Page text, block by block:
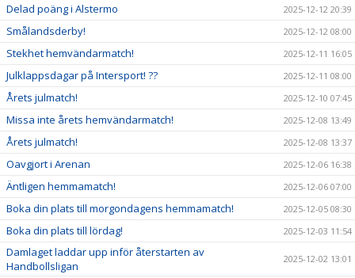
Delad poäng i Alstermo 2025-12-12 20:39
Smålandsderby! 2025-12-12 08:00
Stekhet hemvändarmatch! 2025-12-11 16:05
Julklappsdagar på Intersport! ?? 2025-12-11 08:00
Årets julmatch! 2025-12-10 07:45
Missa inte årets hemvändarmatch! 2025-12-08 13:49
Årets julmatch! 2025-12-08 13:37
Oavgjort i Arenan 2025-12-06 16:38
Äntligen hemmamatch! 2025-12-06 07:00
Boka din plats till morgondagens hemmamatch! 2025-12-05 08:30
Boka din plats till lördag! 2025-12-03 11:54
Damlaget laddar upp inför återstarten av
Handbollsligan
2025-12-02 13:01